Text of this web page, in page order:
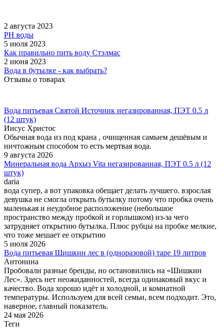
2 августа 2023
PH воды
5 июля 2023
Как правильно пить воду Стэлмас
2 июня 2023
Вода в бутылке - как выбрать?
Отзывы о товарах
Вода питьевая Святой Источник негазированная, ПЭТ 0.5 л
(12 штук)
Иисус Христос
Обычная вода из под крана , очищенная самыем дешёвым и
ничтожным способом то есть мертвая вода.
9 августа 2026
Минеральная вода Архыз Vita негазированная, ПЭТ 0.5 л (12
штук)
daria
вода супер, а вот упаковка обещает делать лучшего. взрослая
девушка не смогла открыть бутылку потому что пробка очень
маленькая и неудобное расположение (небольшое
пространство между пробкой и горлышком) из-за чего
затрудняет открытию бутылка. Плюс рубцы на пробке мелкие,
что тоже мешает ее открытию
5 июля 2026
Вода питьевая Шишкин лес в (одноразовой) таре 19 литров
Антонина
Пробовали разные бренды, но остановились на «Шишкин
Лес». Здесь нет неожиданностей, всегда одинаковый вкус и
качество. Вода хорошо идёт и холодной, и комнатной
температуры. Используем для всей семьи, всем подходит. Это,
наверное, главный показатель.
24 мая 2026
Теги